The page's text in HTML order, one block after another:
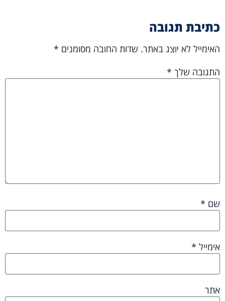
כתיבת תגובה
האימייל לא יוצג באתר. שדות החובה מסומנים *
התגובה שלך *
שם *
אימייל *
אתר